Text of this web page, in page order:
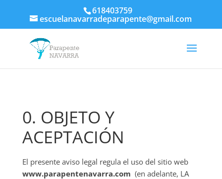
618403759
escuelanavarradeparapente@gmail.com
0. OBJETO Y
ACEPTACIÓN
El presente aviso legal regula el uso del sitio web
www.parapentenavarra.com (en adelante, LA